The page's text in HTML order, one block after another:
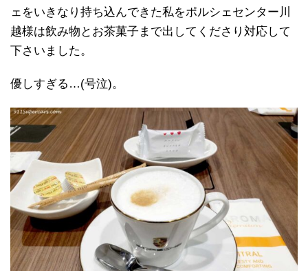
ェをいきなり持ち込んできた私をポルシェセンター川
越様は飲み物とお茶菓子まで出してくださり対応して
下さいました。
優しすぎる…(号泣)。